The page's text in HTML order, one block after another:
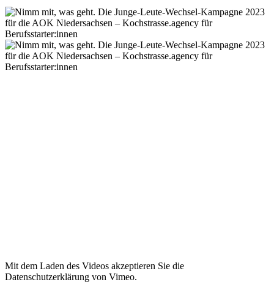
Mit dem Laden des Videos akzeptieren Sie die
Datenschutzerklärung von Vimeo.